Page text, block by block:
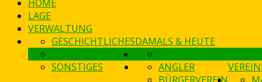
HOME
LAGE
VERWALTUNG
DAMALS & HEUTE
GESCHICHTLICHES
SONSTIGES
ANGLER